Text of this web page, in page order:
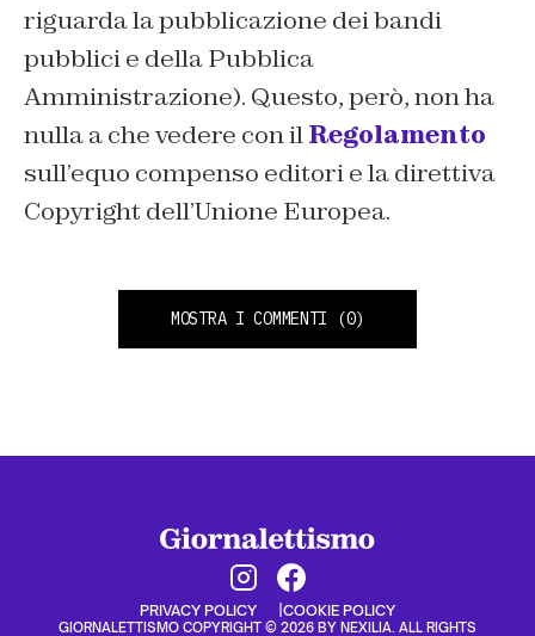
riguarda la pubblicazione dei bandi
pubblici e della Pubblica
Amministrazione). Questo, però, non ha
nulla a che vedere con ilRegolamento
sull’equo compenso editori e la direttiva
Copyright dell’Unione Europea.
MOSTRA I COMMENTI (0)
PRIVACY POLICY COOKIE POLICY
GIORNALETTISMO COPYRIGHT © 2026 BY NEXILIA. ALL RIGHTS